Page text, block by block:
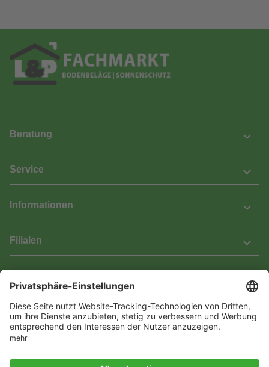
Beratung
Service
Informationen
Filialen
Barrierefreiheit
Wir bemühen uns, unsere Website barrierefrei zu gestalten.
Einige Inhalte und Funktionen sind derzeit jedoch noch nicht
vollständig zugänglich. Wenn Sie auf Barrieren stoßen oder Hilfe
benötigen, kontaktieren Sie uns bitte unter service[at]knutzen.de.
Vertrag widerrufen
© 2026 Das Laminat & Parketthaus GmbH